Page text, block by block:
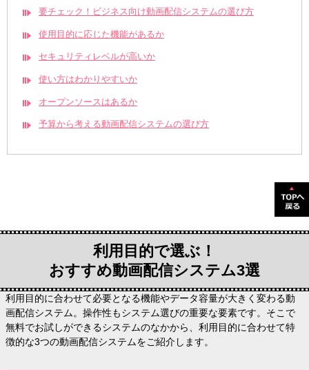
要チェック！ビジネス向け動画配信システムの選び方
使用目的に応じた機能があるか
セキュリティレベルが高いか
使い方はわかりやすいか
オープンソースはあるか
予算から考える動画配信システムの選び方
利用目的で選ぶ！
おすすめ動画配信システム3選
利用目的に合わせて必要となる機能やデータ容量が大きく変わる動
画配信システム。操作性もシステム選びの重要な要素です。そこで
無料でお試しができるシステムのなかから、利用目的に合わせて特
徴的な3つの動画配信システムをご紹介します。